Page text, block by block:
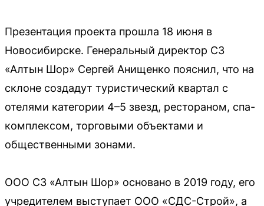
Презентация проекта прошла 18 июня в
Новосибирске. Генеральный директор СЗ
«Алтын Шор» Сергей Анищенко пояснил, что на
склоне создадут туристический квартал с
отелями категории 4–5 звезд, рестораном, спа-
комплексом, торговыми объектами и
общественными зонами.
ООО СЗ «Алтын Шор» основано в 2019 году, его
учредителем выступает ООО «СДС-Строй», а